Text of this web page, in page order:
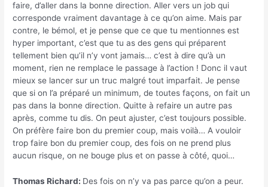
faire, d’aller dans la bonne direction. Aller vers un job qui
corresponde vraiment davantage à ce qu’on aime. Mais par
contre, le bémol, et je pense que ce que tu mentionnes est
hyper important, c’est que tu as des gens qui préparent
tellement bien qu’il n’y vont jamais… c’est à dire qu’à un
moment, rien ne remplace le passage à l’action ! Donc il vaut
mieux se lancer sur un truc malgré tout imparfait. Je pense
que si on l’a préparé un minimum, de toutes façons, on fait un
pas dans la bonne direction. Quitte à refaire un autre pas
après, comme tu dis. On peut ajuster, c’est toujours possible.
On préfère faire bon du premier coup, mais voilà… A vouloir
trop faire bon du premier coup, des fois on ne prend plus
aucun risque, on ne bouge plus et on passe à côté, quoi…
Thomas Richard: Des fois on n’y va pas parce qu’on a peur.